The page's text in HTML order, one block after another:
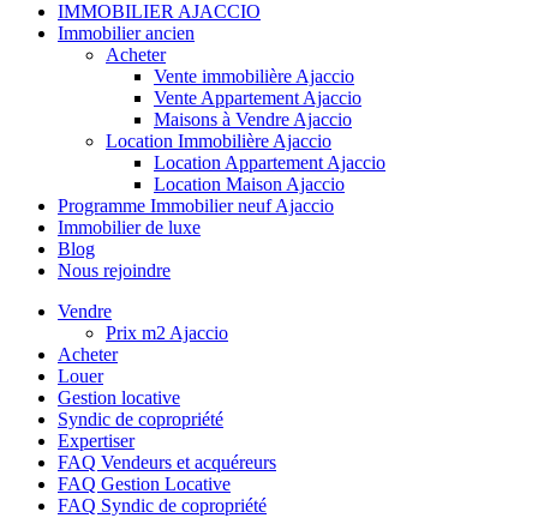
IMMOBILIER AJACCIO
Immobilier ancien
Acheter
Vente immobilière Ajaccio
Vente Appartement Ajaccio
Maisons à Vendre Ajaccio
Location Immobilière Ajaccio
Location Appartement Ajaccio
Location Maison Ajaccio
Programme Immobilier neuf Ajaccio
Immobilier de luxe
Blog
Nous rejoindre
Vendre
Prix m2 Ajaccio
Acheter
Louer
Gestion locative
Syndic de copropriété
Expertiser
FAQ Vendeurs et acquéreurs
FAQ Gestion Locative
FAQ Syndic de copropriété